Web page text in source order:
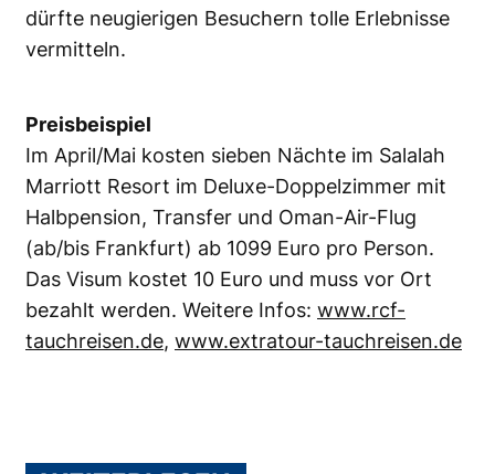
dürfte neugierigen Besuchern tolle Erlebnisse
vermitteln.
Preisbeispiel
Im April/Mai kosten sieben Nächte im Salalah
Marriott Resort im Deluxe-Doppelzimmer mit
Halbpension, Transfer und Oman-Air-Flug
(ab/bis Frankfurt) ab 1099 Euro pro Person.
Das Visum kostet 10 Euro und muss vor Ort
bezahlt werden. Weitere Infos: www.rcf-
tauchreisen.de, www.extratour-tauchreisen.de